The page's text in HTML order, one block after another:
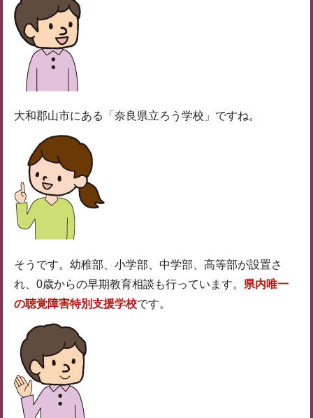
大和郡山市にある「奈良県立ろう学校」ですね。
そうです。幼稚部、小学部、中学部、高等部が設置さ
れ、0歳からの早期教育相談も行っています。 県内唯一
の聴覚障害特別支援学校です。